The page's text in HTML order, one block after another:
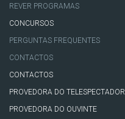
REVER PROGRAMAS
CONCURSOS
PERGUNTAS FREQUENTES
CONTACTOS
CONTACTOS
PROVEDORA DO TELESPECTADOR
PROVEDORA DO OUVINTE